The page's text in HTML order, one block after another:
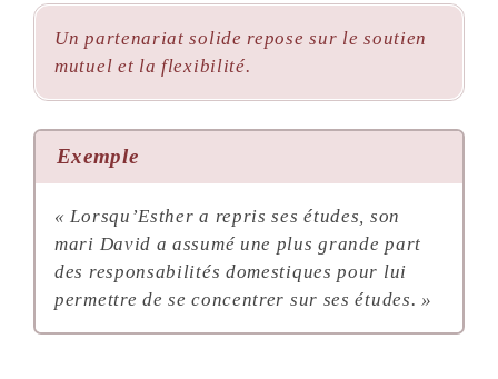
Un partenariat solide repose sur le soutien
mutuel et la flexibilité.
Exemple
« Lorsqu’Esther a repris ses études, son
mari David a assumé une plus grande part
des responsabilités domestiques pour lui
permettre de se concentrer sur ses études. »